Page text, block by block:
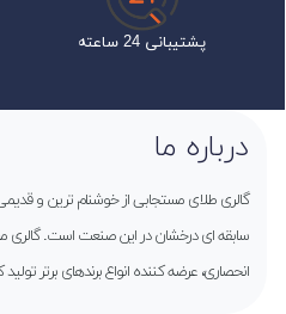
پشتیبانی 24 ساعته
درباره ما
گالری طلای مستجابی از خوشنام ترین و قدیمی
سابقه ای درخشان در این صنعت است. گالری
انحصاری، عرضه کننده انواع برندهای برتر